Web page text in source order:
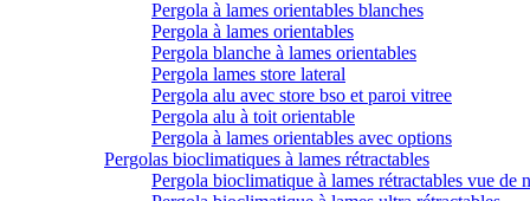
Pergola à lames orientables blanches
Pergola à lames orientables
Pergola blanche à lames orientables
Pergola lames store lateral
Pergola alu avec store bso et paroi vitree
Pergola alu à toit orientable
Pergola à lames orientables avec options
Pergolas bioclimatiques à lames rétractables
Pergola bioclimatique à lames rétractables vue de